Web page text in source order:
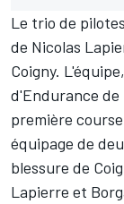
Le trio de
de Nicolas
Coigny.
d'Endurance de
première
équipage de
blessure de
Lapierre et